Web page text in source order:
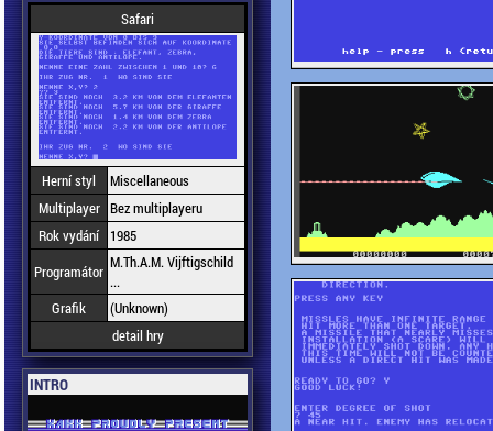
Safari
Herní styl
Miscellaneous
Multiplayer Bez multiplayeru
Rok vydání
1985
Programátor M.Th.A.M. Vijftigschild
...
Grafik
(Unknown)
detail hry
INTRO